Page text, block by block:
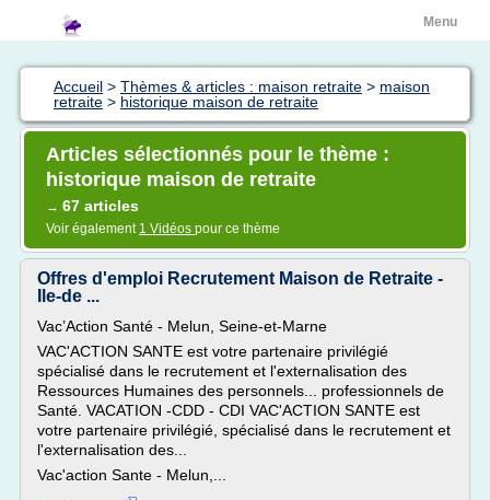
Menu
Accueil > Thèmes & articles : maison retraite > maison
retraite > historique maison de retraite
Articles sélectionnés pour le thème :
historique maison de retraite
→ 67 articles
Voir également 1 Vidéos pour ce thème
Offres d'emploi Recrutement Maison de Retraite -
Ile-de ...
Vac’Action Santé - Melun, Seine-et-Marne
VAC'ACTION SANTE est votre partenaire privilégié
spécialisé dans le recrutement et l'externalisation des
Ressources Humaines des personnels... professionnels de
Santé. VACATION -CDD - CDI VAC'ACTION SANTE est
votre partenaire privilégié, spécialisé dans le recrutement et
l'externalisation des...
Vac'action Sante - Melun,...